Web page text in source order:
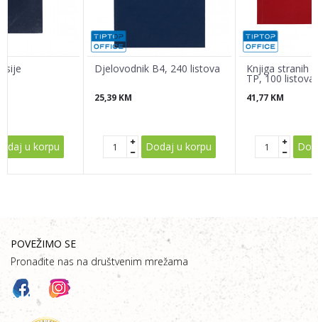
u korpu
Djelovodnik B4, 240 listova
25,39 KM
Dodaj u korpu
Knjiga stranih
TP, 100
41,77 KM
POVEŽIMO SE
Pronađite nas na društvenim mrežama